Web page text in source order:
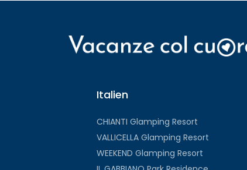
Italien
CHIANTI Glamping Resort
VALLICELLA Glamping Resort
WEEKEND Glamping Resort